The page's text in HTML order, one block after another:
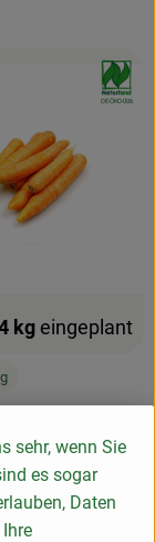
kg eingeplant
,
, Kontrollstelle:
DE-ÖKO-006
, Kontrollstelle:
DE-ÖKO-006
sehr, wenn Sie
es sogar
Daten